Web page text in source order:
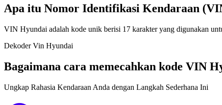
Apa itu Nomor Identifikasi Kendaraan
VIN Hyundai adalah kode unik berisi 17 karakter yang digunakan
Dekoder Vin Hyundai
Bagaimana cara memecahkan kode VIN
Ungkap Rahasia Kendaraan Anda dengan Langkah Sederhana Ini